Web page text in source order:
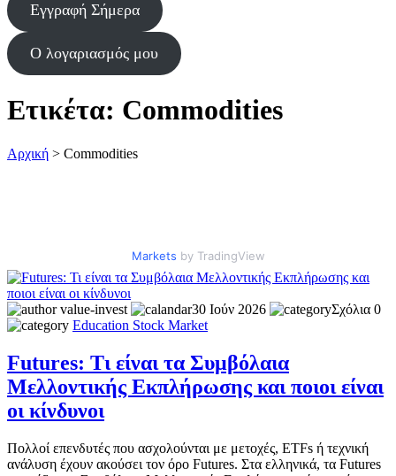
Εγγραφή Σήμερα
Ο λογαριασμός μου
Ετικέτα: Commodities
Αρχική > Commodities
Markets by TradingView
value-invest 30 Ιούν 2026
Σχόλια 0
Education Stock Market
Futures: Τι είναι τα Συμβόλαια
Μελλοντικής Εκπλήρωσης και ποιοι είναι
οι κίνδυνοι
Πολλοί επενδυτές που ασχολούνται με μετοχές, ETFs ή τεχνική
ανάλυση έχουν ακούσει τον όρο Futures. Στα ελληνικά, τα Futures